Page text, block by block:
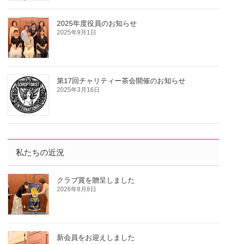
2025年度役員のお知らせ
2025年9月1日
第17回チャリティー茶会開催のお知らせ
2025年3月16日
私たちの近況
クラブ賞を贈呈しました
2026年8月8日
新会員をお迎えしました